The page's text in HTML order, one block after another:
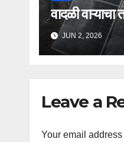
वादळी वाऱ्याचा
JUN 2, 2026
Leave a
Your email